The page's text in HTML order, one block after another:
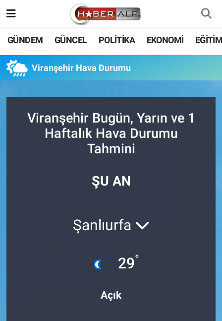
GÜNDEM GÜNCEL POLİTİKA EKONOMİ
Viranşehir Hava Durumu
Viranşehir Bugün, Yarın ve 1
Haftalık Hava Durumu
Tahmini
ŞU AN
Şanlıurfa
29°
Açık
Nöbetçi Eczaneler
Hava Durumu
Süper Lig Puan Durumu ve Fikstür
Tüm Manşetler